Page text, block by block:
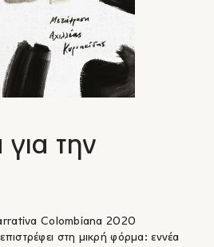
για την
Colombiana 2020
στη μικρή φόρμα: εννέα